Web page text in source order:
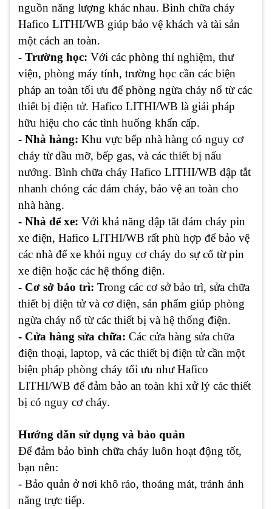
nguồn năng lượng khác nhau. Bình chữa cháy
Hafico LITHI/WB giúp bảo vệ khách và tài sản
một cách an toàn.
- Trường học: Với các phòng thí nghiệm, thư
viện, phòng máy tính, trường học cần các biện
pháp an toàn tối ưu để phòng ngừa cháy nổ từ các
thiết bị điện tử. Hafico LITHI/WB là giải pháp
hữu hiệu cho các tình huống khẩn cấp.
- Nhà hàng: Khu vực bếp nhà hàng có nguy cơ
cháy từ dầu mỡ, bếp gas, và các thiết bị nấu
nướng. Bình chữa cháy Hafico LITHI/WB dập tắt
nhanh chóng các đám cháy, bảo vệ an toàn cho
nhà hàng.
- Nhà để xe: Với khả năng dập tắt đám cháy pin
xe điện, Hafico LITHI/WB rất phù hợp để bảo vệ
các nhà để xe khỏi nguy cơ cháy do sự cố từ pin
xe điện hoặc các hệ thống điện.
- Cơ sở bảo trì: Trong các cơ sở bảo trì, sửa chữa
thiết bị điện tử và cơ điện, sản phẩm giúp phòng
ngừa cháy nổ từ các thiết bị và hệ thống điện.
- Cửa hàng sửa chữa: Các cửa hàng sửa chữa
điện thoại, laptop, và các thiết bị điện tử cần một
biện pháp phòng cháy tối ưu như Hafico
LITHI/WB để đảm bảo an toàn khi xử lý các thiết
bị có nguy cơ cháy.
Hướng dẫn sử dụng và bảo quản
Để đảm bảo bình chữa cháy luôn hoạt động tốt,
bạn nên:
- Bảo quản ở nơi khô ráo, thoáng mát, tránh ánh
nắng trực tiếp.